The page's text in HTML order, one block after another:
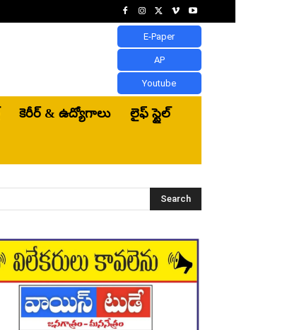
E-Paper
AP
Youtube
కెరీర్ & ఉద్యోగాలు లైఫ్ స్టైల్
Search